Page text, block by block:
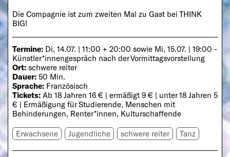
Die Compagnie ist zum zweiten Mal zu Gast bei THINK
BIG!
Termine: Di, 14.07. | 11:00 + 20:00 sowie Mi, 15.07. | 19:00 -
Künstler*innengespräch nach der Vormittagsvorstellung
Ort: schwere reiter
Dauer: 50 Min.
Sprache: Französisch
Tickets: Ab 18 Jahren 16 € | ermäßigt 9 € | unter 18 Jahren 5
€ | Ermäßigung für Studierende, Menschen mit
Behinderungen, Renter*innen, Kulturschaffende
Erwachsene Jugendliche schwere reiter Tanz